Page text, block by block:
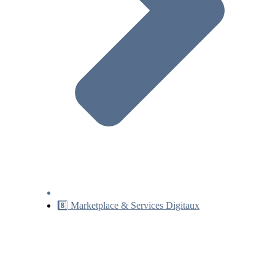
8️⃣ Marketplace & Services Digitaux